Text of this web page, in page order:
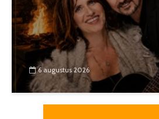
6 augustus 2026